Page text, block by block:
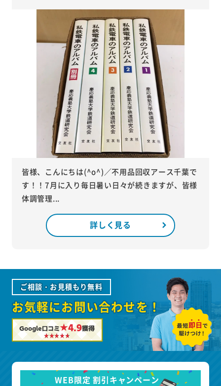
皆様、こんにちは(^o^)／不用品回収アース千葉で
す！！7月に入り毎日暑い日々が続きますが、皆様
体調管理...
詳しく見る
ご相談・お見積もり無料
お気軽にお問い合わせを！
Google口コミ★4.9獲得
WEB限定 割引キャンペーン